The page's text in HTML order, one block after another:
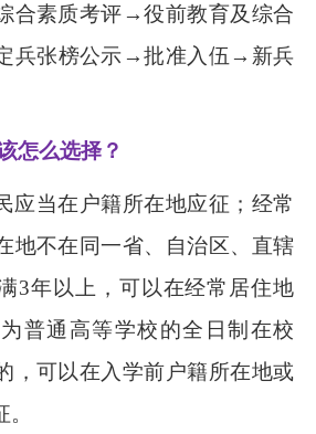
合素质考评→役前教育及综合
兵张榜公示→批准入伍→新兵
怎么选择？
应当在户籍所在地应征；经常
地不在同一省、自治区、直辖
3年以上，可以在经常居住地
普通高等学校的全日制在校
，可以在入学前户籍所在地或